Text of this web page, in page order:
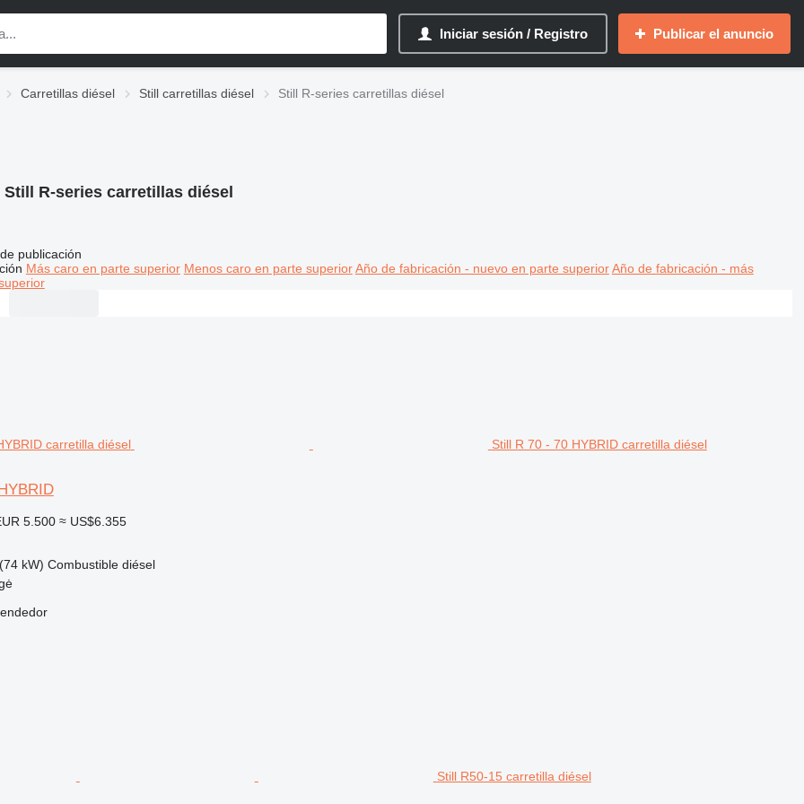
Iniciar sesión / Registro Publicar el anuncio
Carretillas diésel Still carretillas diésel Still R-series carretillas diésel
Still R-series carretillas diésel
publicación
Más caro en parte superior Menos caro en parte superior Año de fabricación - nuevo en parte superior Año de fabricación - más
Still R 70 - 70 HYBRID carretilla diésel
5.500 ≈ US$6.355
kW) Combustible diésel
Still R50-15 carretilla diésel